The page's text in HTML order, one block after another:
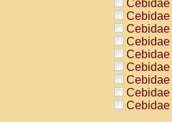
Cebidae
Cebidae
Cebidae
Cebidae
Cebidae
Cebidae
Cebidae
Cebidae
Cebidae